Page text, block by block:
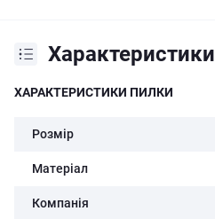
Характеристики
ХАРАКТЕРИСТИКИ ПИЛКИ
Розмір
Матеріал
Компанія